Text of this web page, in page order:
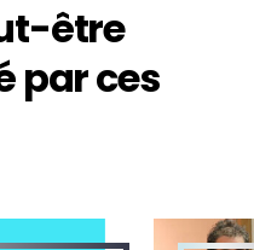
être
par ces